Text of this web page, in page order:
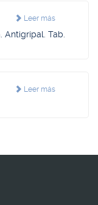
Leer más
Antigripal. Tab.
Leer más